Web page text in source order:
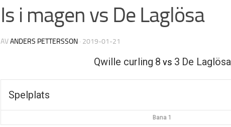
Is i magen vs De Laglösa
AVANDERS PETTERSSON · 2019-01-21
Qwille curling 8 vs 3 De Laglösa
Spelplats
Bana 1